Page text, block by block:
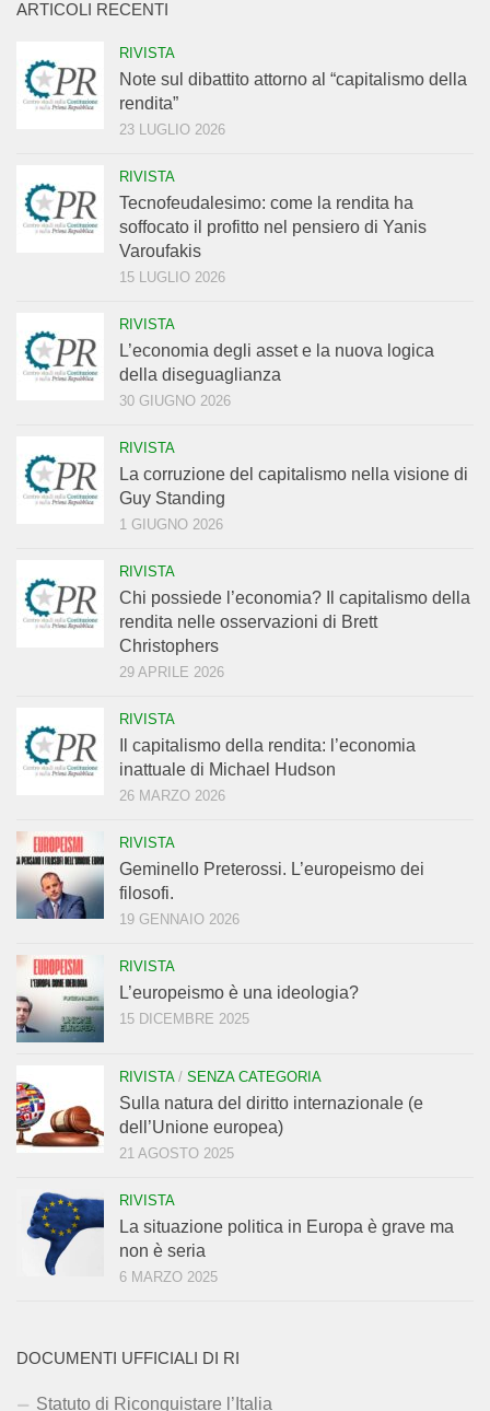
ARTICOLI RECENTI
RIVISTA
Note sul dibattito attorno al “capitalismo della
rendita”
23 LUGLIO 2026
RIVISTA
Tecnofeudalesimo: come la rendita ha
soffocato il profitto nel pensiero di Yanis
Varoufakis
15 LUGLIO 2026
RIVISTA
L’economia degli asset e la nuova logica
della diseguaglianza
30 GIUGNO 2026
RIVISTA
La corruzione del capitalismo nella visione di
Guy Standing
1 GIUGNO 2026
RIVISTA
Chi possiede l’economia? Il capitalismo della
rendita nelle osservazioni di Brett
Christophers
29 APRILE 2026
RIVISTA
Il capitalismo della rendita: l’economia
inattuale di Michael Hudson
26 MARZO 2026
RIVISTA
Geminello Preterossi. L’europeismo dei
filosofi.
19 GENNAIO 2026
RIVISTA
L’europeismo è una ideologia?
15 DICEMBRE 2025
RIVISTA/ SENZA CATEGORIA
Sulla natura del diritto internazionale (e
dell’Unione europea)
21 AGOSTO 2025
RIVISTA
La situazione politica in Europa è grave ma
non è seria
6 MARZO 2025
DOCUMENTI UFFICIALI DI RI
Statuto di Riconquistare l’Italia